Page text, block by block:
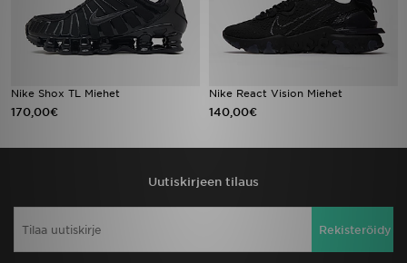
Nike Shox TL Miehet
170,00€
Nike React Vision Miehet
140,00€
Uutiskirjeen tilaus
Rekisteröidy
Minun viestini